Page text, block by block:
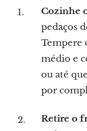
Cozinhe
pedaços
Tempere
médio e
ou até
por
Retire o